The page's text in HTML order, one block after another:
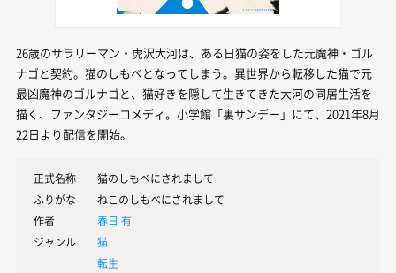
26歳のサラリーマン・虎沢大河は、ある日猫の姿をした元魔神・ゴル
ナゴと契約。猫のしもべとなってしまう。異世界から転移した猫で元
最凶魔神のゴルナゴと、猫好きを隠して生きてきた大河の同居生活を
描く、ファンタジーコメディ。小学館「裏サンデー」にて、2021年8月
22日より配信を開始。
正式名称
猫のしもべにされまして
ふりがな
ねこのしもべにされまして
作者
春日 有
ジャンル
猫
転生